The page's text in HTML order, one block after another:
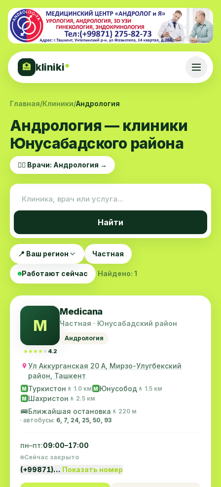
🏥 kliniki*
Главная/Клиники/Андрология
Андрология — клиники
Юнусабадского района
👨‍⚕️ Врачи: Андрология →
Найти
📍 Ваш регион Частная
Работают сейчас Найдено: 1
M
★★★★★
★★★★★ 4.2
Medicana
Частная · Юнусабадский район
Андрология
Ул Аккурганская 20 А, Мирзо-Улугбекский
район, Ташкент
M Туркистон 🚶 1.0 км M Юнусобод 🚶 1.5 км
M Шахристон 🚶 2.5 км
🚌Ближайшая остановка 🚶 220 м
· автобусы: 6, 7, 24, 25, 50, 93
пн–пт:09:00–17:00
Сейчас закрыто
(+99871)… Показать номер